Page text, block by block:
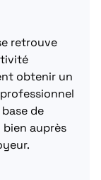
retrouve
obtenir un
de
bien auprès